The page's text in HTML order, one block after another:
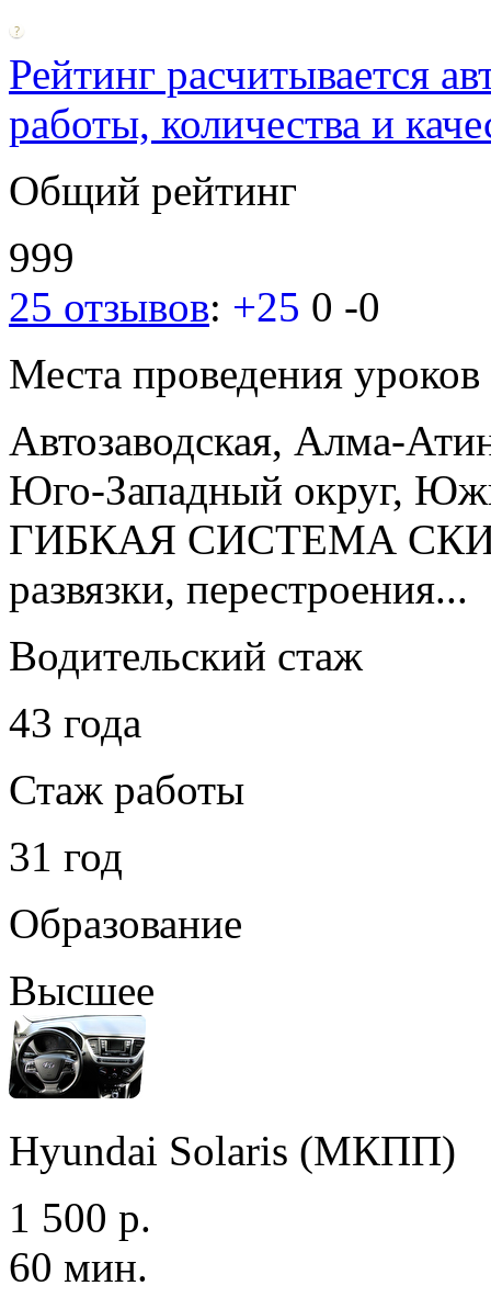
Рейтинг расчитывается
работы, количества и
Общий рейтинг
999
25 отзывов: +25 0 -0
Места проведения уроков
Автозаводская, Алма-
Юго-Западный округ,
ГИБКАЯ СИСТЕМА
развязки, перестроения...
Водительский стаж
43 года
Стаж работы
31 год
Образование
Высшее
Hyundai Solaris (МКПП)
1 500 р.
60 мин.